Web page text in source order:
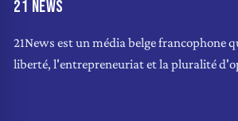
21 NEWS
21News est un média belge francophone
liberté, l'entrepreneuriat et la pluralité